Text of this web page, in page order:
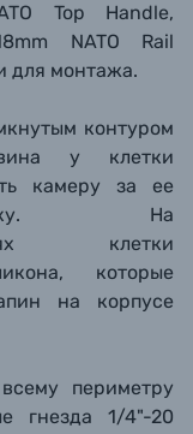
Top Handle,
NATO Rail
для монтажа.
контуром
у клетки
камеру за ее
На
клетки
которые
на корпусе
периметру
гнезда 1/4"-20